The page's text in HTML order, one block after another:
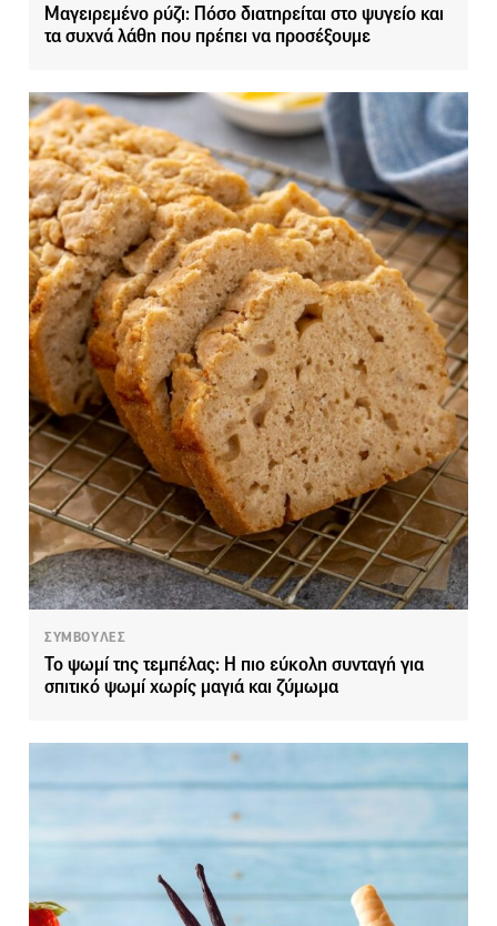
Μαγειρεμένο ρύζι: Πόσο διατηρείται στο ψυγείο και
τα συχνά λάθη που πρέπει να προσέξουμε
ΣΥΜΒΟΥΛΕΣ
Το ψωμί της τεμπέλας: Η πιο εύκολη συνταγή για
σπιτικό ψωμί χωρίς μαγιά και ζύμωμα